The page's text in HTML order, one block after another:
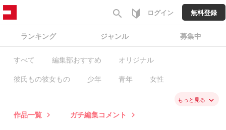
search ログイン 無料登録
ランキング ジャンル 募集中
すべて 編集部おすすめ
オリジナル
彼氏もの彼女もの
少年 青年
女性
スポーツ
歴史
学園 職業・ビジネス
もっと見る keyboard_arrow_down
作品一覧 keyboard_arrow_right ガチ編集コメント keyboard_arrow_right